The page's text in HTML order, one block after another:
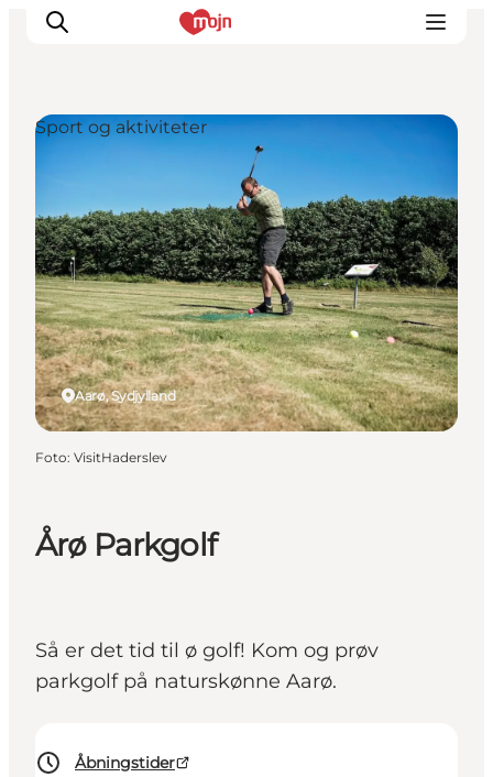
Byer & Steder
Det sker
Overnatning
Planlæg din ferie
Booking
Årø Parkgolf
Så er det tid til ø golf! Kom og prøv
parkgolf på naturskønne Aarø.
Åbningstider
Aarø, Sydjylland
Sport og aktiviteter
Foto: VisitHaderslev